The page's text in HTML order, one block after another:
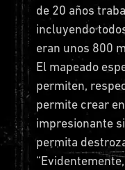
de 20 años
incluyendo
eran unos 800
El mapeado
permiten,
permite crear
impresionante
permita